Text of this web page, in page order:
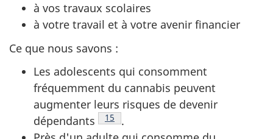
à vos travaux scolaires
à votre travail et à votre avenir financier
Ce que nous savons :
Les adolescents qui consomment
fréquemment du cannabis peuvent
augmenter leurs risques de devenir
dépendants
Note de bas de page
15
.